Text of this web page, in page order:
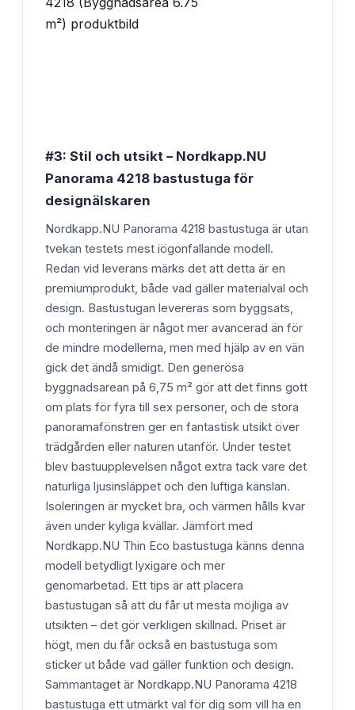
#3: Stil och utsikt – Nordkapp.NU
Panorama 4218 bastustuga för
designälskaren
Nordkapp.NU Panorama 4218 bastustuga är utan
tvekan testets mest iögonfallande modell.
Redan vid leverans märks det att detta är en
premiumprodukt, både vad gäller materialval och
design. Bastustugan levereras som byggsats,
och monteringen är något mer avancerad än för
de mindre modellerna, men med hjälp av en vän
gick det ändå smidigt. Den generösa
byggnadsarean på 6,75 m² gör att det finns gott
om plats för fyra till sex personer, och de stora
panoramafönstren ger en fantastisk utsikt över
trädgården eller naturen utanför. Under testet
blev bastuupplevelsen något extra tack vare det
naturliga ljusinsläppet och den luftiga känslan.
Isoleringen är mycket bra, och värmen hålls kvar
även under kyliga kvällar. Jämfört med
Nordkapp.NU Thin Eco bastustuga känns denna
modell betydligt lyxigare och mer
genomarbetad. Ett tips är att placera
bastustugan så att du får ut mesta möjliga av
utsikten – det gör verkligen skillnad. Priset är
högt, men du får också en bastustuga som
sticker ut både vad gäller funktion och design.
Sammantaget är Nordkapp.NU Panorama 4218
bastustuga ett utmärkt val för dig som vill ha en